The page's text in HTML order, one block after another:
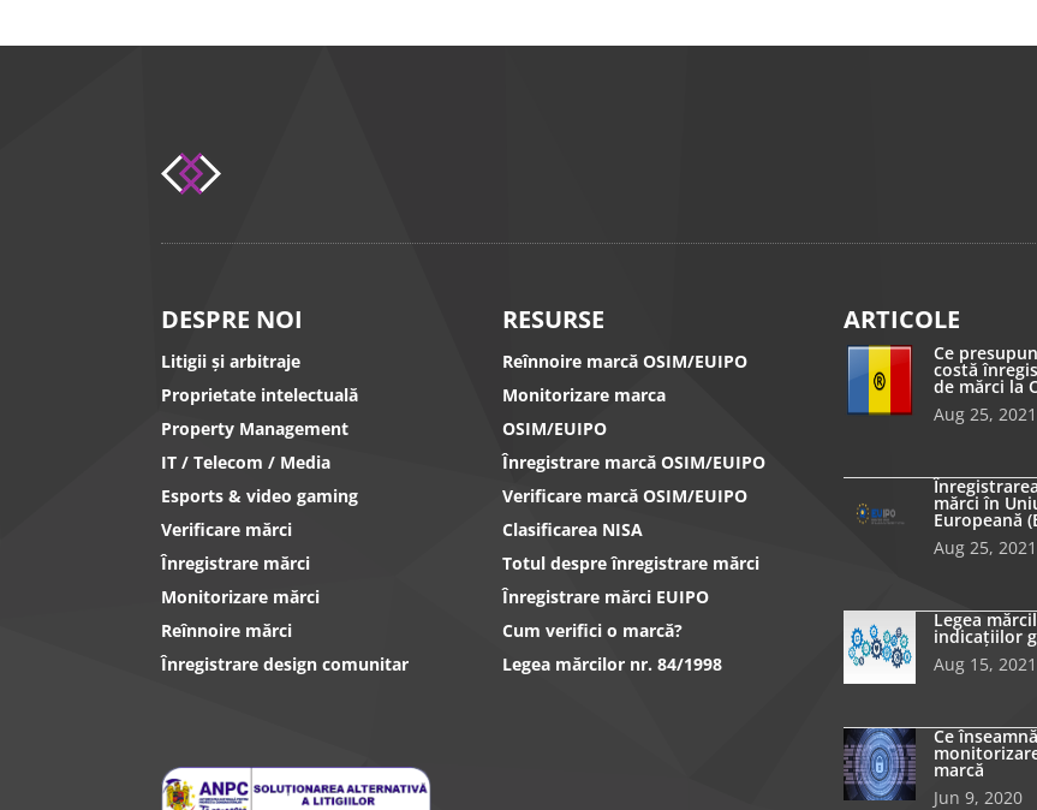
DESPRE NOI
Litigii și arbitraje
Proprietate intelectuală
Property Management
IT / Telecom / Media
Esports & video gaming
Verificare mărci
Înregistrare mărci
Monitorizare mărci
Reînnoire mărci
Înregistrare design comunitar
RESURSE
Reînnoire marcă OSIM/EUIPO
Monitorizare marca
OSIM/EUIPO
Înregistrare marcă OSIM/EUIPO
Verificare marcă OSIM/EUIPO
Clasificarea NISA
Totul despre înregistrare mărci
Înregistrare mărci EUIPO
Cum verifici o marcă?
Legea mărcilor nr. 84/1998
ARTICOLE
Ce
costă
de mărci la
Aug 25, 2021
mărci în
Europeană
Aug 25, 2021
Legea
indicațiilor
Aug 15, 2021
Ce înseamnă
marcă
Jun 9, 2020